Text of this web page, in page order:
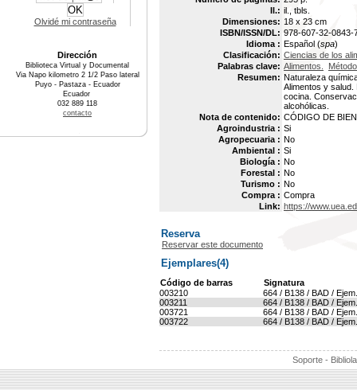
Il.: il., tbls.
Dimensiones: 18 x 23 cm
ISBN/ISSN/DL: 978-607-32-0843-
Idioma : Español (spa)
Clasificación: Ciencias de los
Palabras clave: Alimentos.
Resumen: Naturaleza
Alimentos y salud.
cocina.
alcohólicas.
Nota de contenido: CÓDIGO DE
Agroindustria : Si
Agropecuaria : No
Ambiental : Si
Biología : No
Forestal : No
Turismo : No
Compra : Compra
Link: https://
Reserva
Reservar este documento
Ejemplares(4)
Código de barras
Signatura
003210
664 / B138 / BAD /
003211
664 / B138 / BAD /
003721
664 / B138 / BAD /
003722
664 / B138 / BAD /
Soporte -
Olvidé mi contraseña
Dirección
Biblioteca Virtual y Documental
Via Napo kilometro 2 1/2 Paso lateral
Puyo - Pastaza - Ecuador
Ecuador
032 889 118
contacto